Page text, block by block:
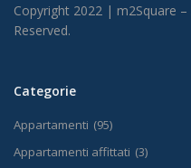
Copyright 2022 | m2Square –
Reserved.
Categorie
Appartamenti (95)
Appartamenti affittati (3)